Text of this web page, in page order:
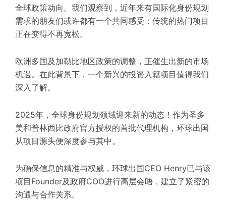
全球政策动向。我们观察到，近年来有国际化身份规划
需求的朋友们或许都有一个共同感受：传统的热门项目
正在变得不再宽松。
欧洲多国及加勒比地区政策的调整，正催生出新的市场
机遇。在此背景下，一个新兴的投资入籍项目值得我们
深入了解。
2025年，全球身份规划领域迎来新的动态！作为圣多
美和普林西比政府官方授权的首批代理机构，环球出国
从项目源头便深度参与其中。
为确保信息的精准与权威，环球出国CEO Henry已与该
项目Founder及政府COO进行高层会晤，建立了紧密的
沟通与合作关系。